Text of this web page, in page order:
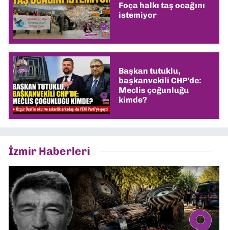
Foça halkı taş ocağını
istemiyor
Başkan tutuklu,
başkanvekili CHP’de:
Meclis çoğunluğu
kimde?
İzmir Haberleri